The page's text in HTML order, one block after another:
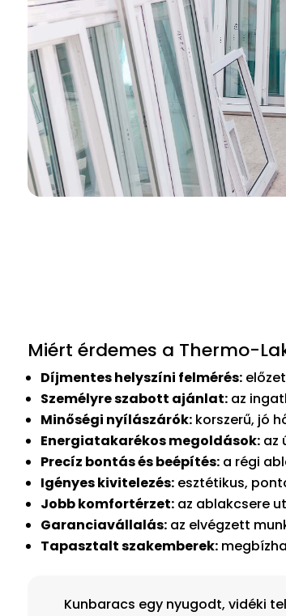
Miért érdemes a Thermo-
Díjmentes helyszíni felmérés:
Személyre szabott ajánlat:az
Minőségi nyílászárók:korszerű, jó
Energiatakarékos megoldások:az
Precíz bontás és beépítés:a régi
Igényes kivitelezés:esztétikus,
Jobb komfortérzet:az ablakcsere
Garanciavállalás:az elvégzett
Tapasztalt szakemberek:
Kunbaracs egy nyugodt, vidéki